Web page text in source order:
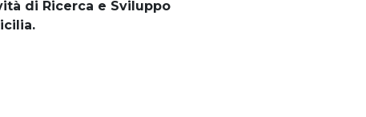
di Ricerca e Sviluppo